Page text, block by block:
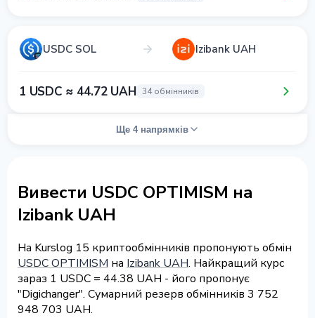
USDC SOL Izibank UAH
1 USDC ≈ 44.72 UAH 34 обмінників
Ще 4 напрямків
Вивести USDC OPTIMISM на
Izibank UAH
На Kurslog 15 криптообмінників пропонують обмін
USDC OPTIMISM на Izibank UAH. Найкращий курс
зараз 1 USDC = 44.38 UAH - його пропонує
"Digichanger". Сумарний резерв обмінників 3 752
948 703 UAH.